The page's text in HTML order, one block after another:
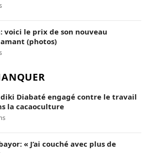
voici le prix de son nouveau
(photos)
Diabaté engagé contre le travail
la cacaoculture
« J’ai couché avec plus de